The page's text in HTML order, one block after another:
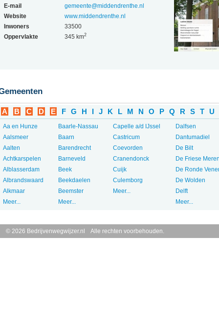
E-mail
gemeente@middendrenthe.nl
Website
www.middendrenthe.nl
Inwoners
33500
Oppervlakte
345 km2
A B C D E F G H I J K L M N O P Q R S T U
Aa en Hunze
Aalsmeer
Aalten
Achtkarspelen
Alblasserdam
Albrandswaard
Alkmaar
Meer...
Baarle-Nassau
Baarn
Barendrecht
Barneveld
Beek
Beekdaelen
Beemster
Meer...
Capelle a/d IJssel
Castricum
Coevorden
Cranendonck
Cuijk
Culemborg
Meer...
Dalfsen
Dantumadiel
De Bilt
De Friese
De Ronde
De Wolden
Delft
Meer...
© 2026 Bedrijvenwegwijzer.nl Alle rechten voorbehouden.